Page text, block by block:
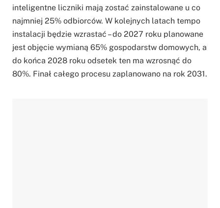
inteligentne liczniki mają zostać zainstalowane u co
najmniej 25% odbiorców. W kolejnych latach tempo
instalacji będzie wzrastać – do 2027 roku planowane
jest objęcie wymianą 65% gospodarstw domowych, a
do końca 2028 roku odsetek ten ma wzrosnąć do
80%. Finał całego procesu zaplanowano na rok 2031.